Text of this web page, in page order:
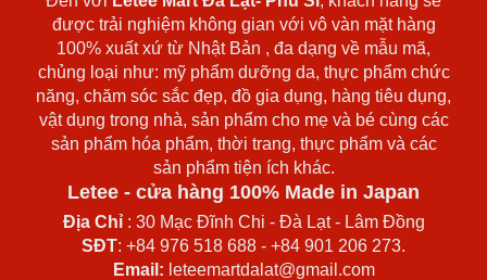
được trải nghiệm không gian với vô vàn mặt hàng
100% xuất xứ từ Nhật Bản , đa dạng về mẫu mã,
chủng loại như: mỹ phẩm dưỡng da, thực phẩm chức
năng, chăm sóc sắc đẹp, đồ gia dụng, hàng tiêu dụng,
vật dụng trong nhà, sản phẩm cho mẹ và bé cùng các
sản phẩm hóa phẩm, thời trang, thực phẩm và các
sản phẩm tiện ích khác.
Letee - cửa hàng 100% Made in Japan
Địa Chỉ: 30 Mạc Đĩnh Chi - Đà Lạt - Lâm Đồng
SĐT: +84 976 518 688 - +84 901 206 273.
Email: leteemartdalat@gmail.com